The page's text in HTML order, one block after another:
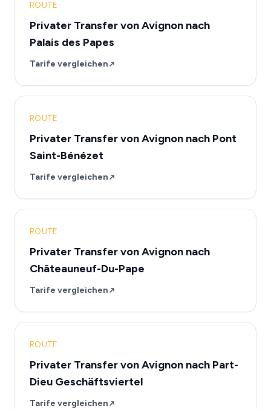
ROUTE
Privater Transfer von Avignon nach
Palais des Papes
Tarife vergleichen
ROUTE
Privater Transfer von Avignon nach Pont
Saint-Bénézet
Tarife vergleichen
ROUTE
Privater Transfer von Avignon nach
Châteauneuf-Du-Pape
Tarife vergleichen
ROUTE
Privater Transfer von Avignon nach Part-
Dieu Geschäftsviertel
Tarife vergleichen